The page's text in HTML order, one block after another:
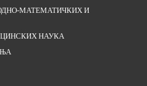
МАТЕМАТИЧКИХ И
НАУКА